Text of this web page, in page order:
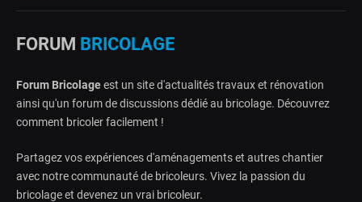
FORUM BRICOLAGE
Forum Bricolageest un site d'actualités travaux et rénovation
ainsi qu'un forum de discussions dédié au bricolage. Découvrez
comment bricoler facilement !
Partagez vos expériences d'aménagements et autres chantier
avec notre communauté de bricoleurs. Vivez la passion du
bricolage et devenez un vrai bricoleur.